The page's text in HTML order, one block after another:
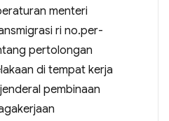
menteri
ri no.per-
pertolongan
di tempat kerja
pembinaan